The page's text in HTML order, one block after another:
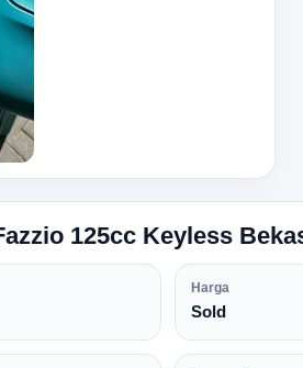
125cc Keyless
Harga
Sold